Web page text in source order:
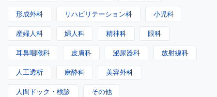
形成外科 リハビリテーション科 小児科
産婦人科 婦人科 精神科 眼科
耳鼻咽喉科 皮膚科 泌尿器科 放射線科
人工透析 麻酔科 美容外科
人間ドック・検診 その他